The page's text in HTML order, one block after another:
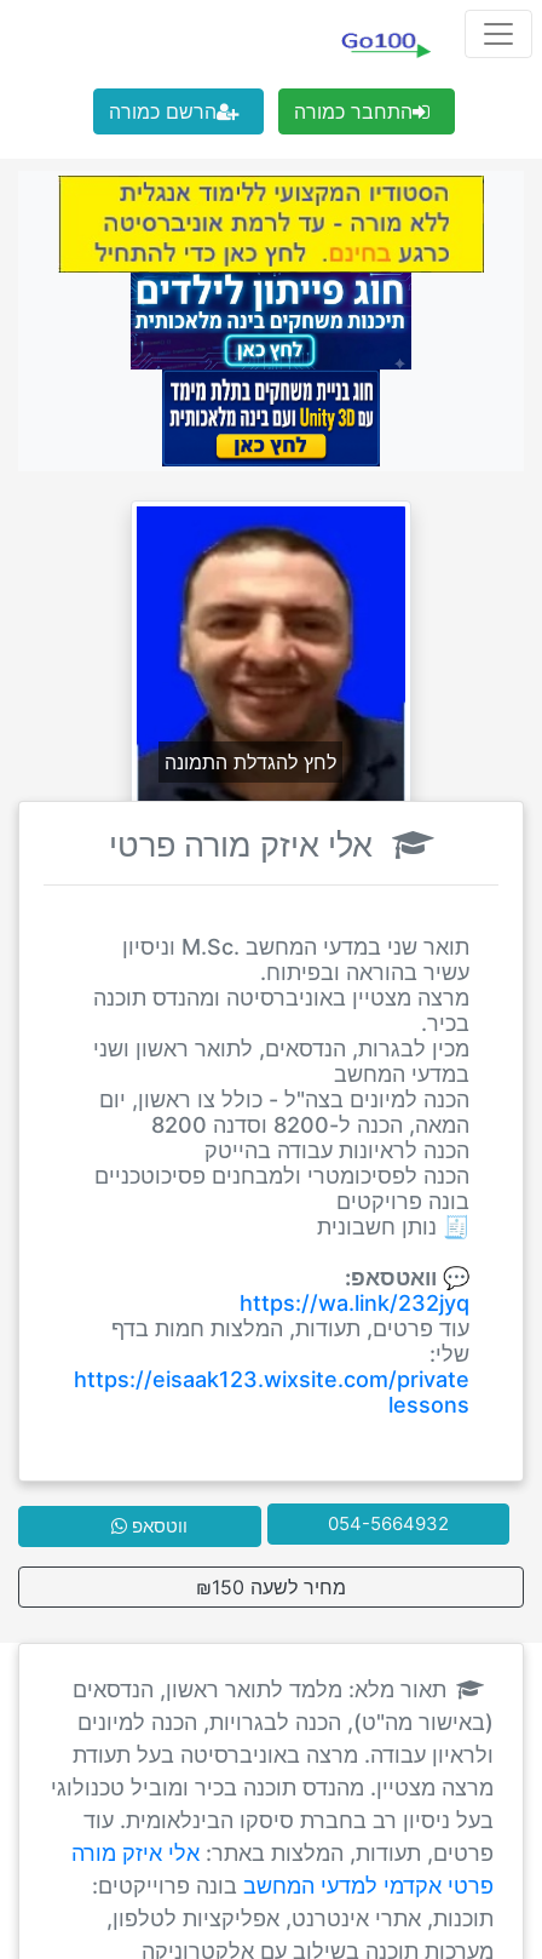
התחבר כמורה הרשם כמורה
לחץ להגדלת התמונה
אלי איזק מורה פרטי
תואר שני במדעי המחשב .M.Sc וניסיון
עשיר בהוראה ובפיתוח.
מרצה מצטיין באוניברסיטה ומהנדס תוכנה
בכיר.
מכין לבגרות, הנדסאים, לתואר ראשון ושני
במדעי המחשב
הכנה למיונים בצה"ל - כולל צו ראשון, יום
המאה, הכנה ל-8200 וסדנה 8200
הכנה לראיונות עבודה בהייטק
הכנה לפסיכומטרי ולמבחנים פסיכוטכניים
בונה פרויקטים
🧾 נותן חשבונית
💬 וואטסאפ:
https://wa.link/232jyq
עוד פרטים, תעודות, המלצות חמות בדף
שלי:
https://eisaak123.wixsite.com/private
lessons
054-5664932 ווטסאפ
מחיר לשעה ₪150
תאור מלא: מלמד לתואר ראשון, הנדסאים
(באישור מה"ט), הכנה לבגרויות, הכנה למיונים
ולראיון עבודה. מרצה באוניברסיטה בעל תעודת
מרצה מצטיין. מהנדס תוכנה בכיר ומוביל טכנולוגי
בעל ניסיון רב בחברת סיסקו הבינלאומית. עוד
פרטים, תעודות, המלצות באתר: אלי איזק מורה
פרטי אקדמי למדעי המחשב בונה פרוייקטים:
תוכנות, אתרי אינטרנט, אפליקציות לטלפון,
מערכות תוכנה בשילוב עם אלקטרוניקה